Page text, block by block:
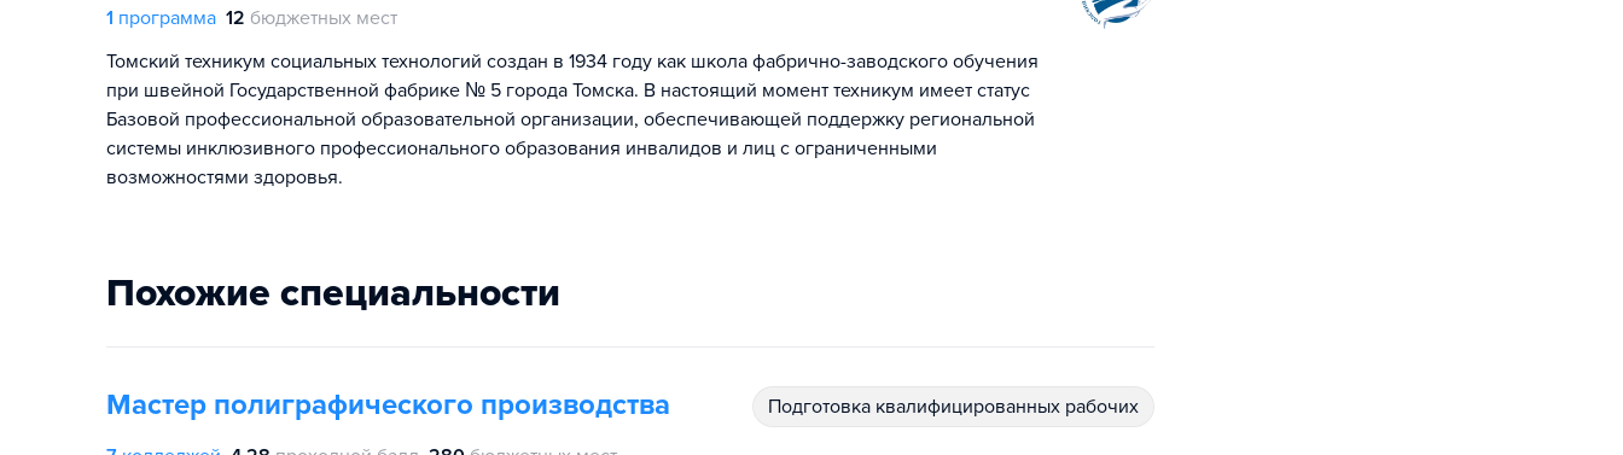
1 программа 12 бюджетных мест
Томский техникум социальных технологий создан в 1934 году как школа фабрично-заводского обучения
при швейной Государственной фабрике № 5 города Томска. В настоящий момент техникум имеет статус
Базовой профессиональной образовательной организации, обеспечивающей поддержку региональной
системы инклюзивного профессионального образования инвалидов и лиц с ограниченными
возможностями здоровья.
Похожие специальности
Мастер полиграфического производства подготовка квалифицированных рабочих